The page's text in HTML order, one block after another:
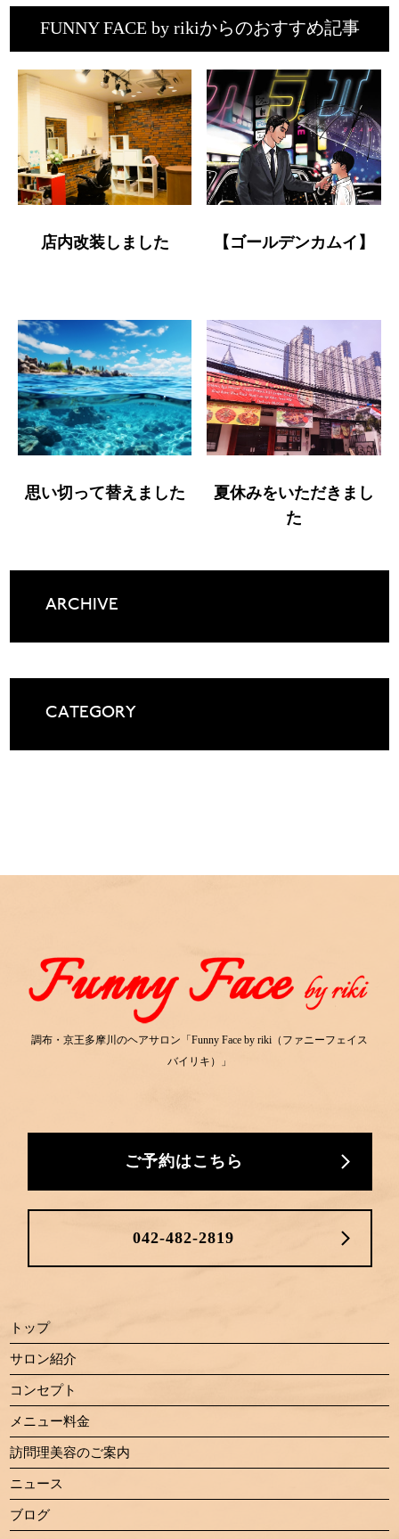
FUNNY FACE by rikiからのおすすめ記事
店内改装しました 【ゴールデンカムイ】
思い切って替えました
夏休みをいただきまし
た
ARCHIVE
CATEGORY
調布・京王多摩川のヘアサロン「Funny Face by riki（ファニーフェイス
バイリキ）」
ご予約はこちら
042-482-2819
トップ
サロン紹介
コンセプト
メニュー料金
訪問理美容のご案内
ニュース
ブログ